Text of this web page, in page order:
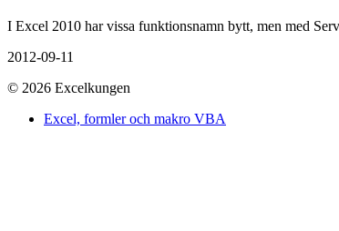
I Excel 2010 har vissa funktionsnamn bytt, men med
2012-09-11
© 2026 Excelkungen
Excel, formler och makro VBA